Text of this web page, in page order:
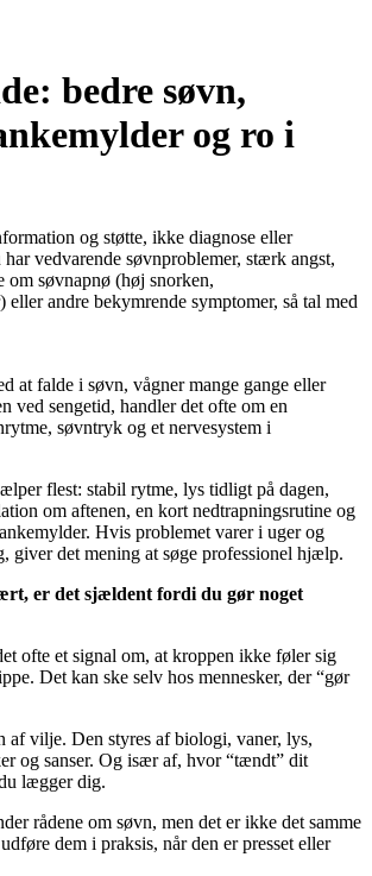
bedre søvn,
og ro i
og støtte, ikke diagnose eller
vedvarende søvnproblemer, stærk angst,
om søvnapnø (høj snorken,
andre bekymrende symptomer, så tal med
at falde i søvn, vågner mange gange eller
ved sengetid, handler det ofte om en
søvntryk og et nervesystem i
flest: stabil rytme, lys tidligt på dagen,
om aftenen, en kort nedtrapningsrutine og
Hvis problemet varer i uger og
giver det mening at søge professionel hjælp.
er det sjældent fordi du gør noget
ofte et signal om, at kroppen ikke føler sig
Det kan ske selv hos mennesker, der “gør
af vilje. Den styres af biologi, vaner, lys,
og sanser. Og især af, hvor “tændt” dit
lægger dig.
rådene om søvn, men det er ikke det samme
dem i praksis, når den er presset eller